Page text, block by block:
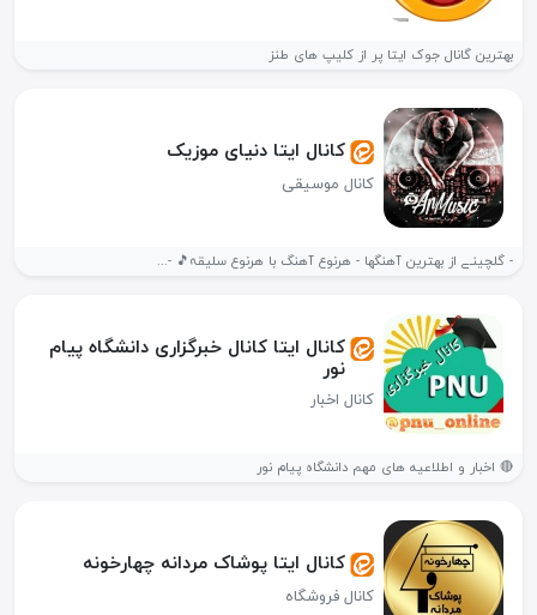
بهترین گانال جوک ایتا پر از کلیپ های طنز
کانال ایتا دنیای موزیک
کانال موسیقی
- گلچینـے از بهترین آهنگها - هرنوع آهنگ با هرنوع سلیقہ🎵 -...
کانال ایتا کانال خبرگزاری دانشگاه پیام
نور
کانال اخبار
🔴 اخبار و اطلاعیه های مهم دانشگاه پیام نور
کانال ایتا پوشاک مردانه چهارخونه
کانال فروشگاه